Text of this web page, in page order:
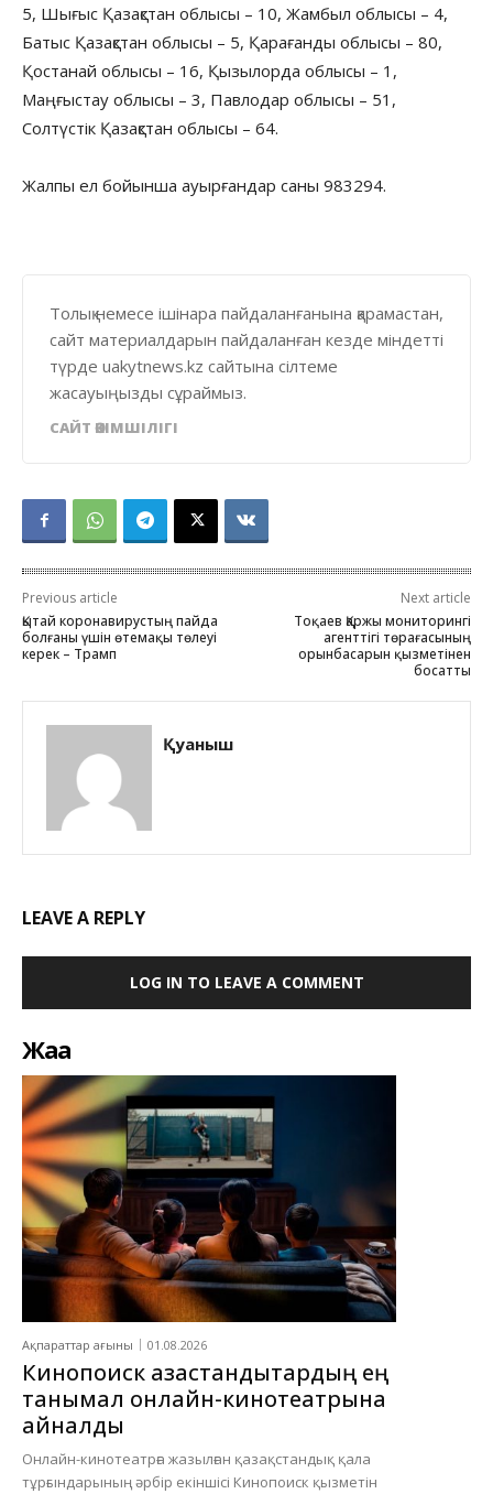
5, Шығыс Қазақстан облысы – 10, Жамбыл облысы – 4,
Батыс Қазақстан облысы – 5, Қарағанды облысы – 80,
Қостанай облысы – 16, Қызылорда облысы – 1,
Маңғыстау облысы – 3, Павлодар облысы – 51,
Солтүстік Қазақстан облысы – 64.
Жалпы ел бойынша ауырғандар саны 983294.
Толық немесе ішінара пайдаланғанына қарамастан,
сайт материалдарын пайдаланған кезде міндетті
түрде uakytnews.kz сайтына сілтеме
жасауыңызды сұраймыз.
САЙТ ӘКІМШІЛІГІ
Previous article
Қытай коронавирустың пайда
болғаны үшін өтемақы төлеуі
керек – Трамп
Next article
Тоқаев Қаржы мониторингі
агенттігі төрағасының
орынбасарын қызметінен
босатты
Қуаныш
LEAVE A REPLY
LOG IN TO LEAVE A COMMENT
Жаңа
Ақпараттар ағыны 01.08.2026
Кинопоиск қазақстандықтардың ең
танымал онлайн-кинотеатрына
айналды
Онлайн-кинотеатрға жазылған қазақстандық қала
тұрғындарының әрбір екіншісі Кинопоиск қызметін